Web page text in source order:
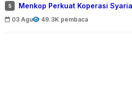
5 Menkop Perkuat Koperasi
03 Agu 49.3K pembaca